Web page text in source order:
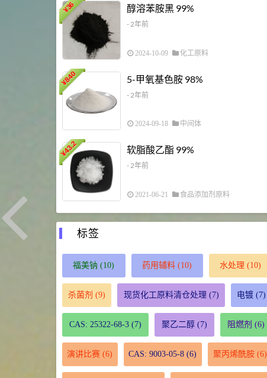
¥
36 醇溶苯胺黑 99%
- 2年前
2024-10-09 化工原料
¥
840 5-甲氧基色胺 98%
- 2年前
2024-09-18 中间体
¥
43.2 软脂酸乙酯 99%
- 2年前
2021-06-21 食品添加剂原料
标签
福美钠 (10) 药用辅料 (10) 水处理 (10)
杀菌剂 (9) 现货化工原料清仓处理 (7) 电镀 (7)
CAS: 25322-68-3(7) 聚乙二醇(7) 阻燃剂 (6)
演讲比赛 (6) CAS: 9003-05-8 (6) 聚丙烯酰胺(6)